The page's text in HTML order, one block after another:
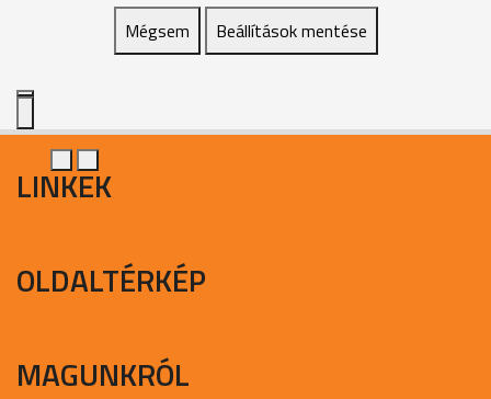
Mégsem Beállítások mentése
LINKEK
OLDALTÉRKÉP
MAGUNKRÓL